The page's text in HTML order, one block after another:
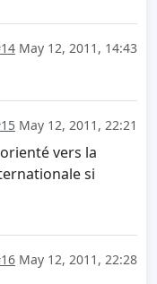
May 12, 2011, 14:43
May 12, 2011, 22:21
vers la
si
May 12, 2011, 22:28